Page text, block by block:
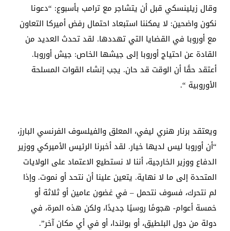
وقال زيلينسكي قبل أن يتشاجر مع ترامب بأسبوع: “دعونا
نكون واضحين: لا يمكننا استبعاد احتمال رفض أميركا التعاون
مع أوروبا في القضايا التي تهددها. لقد تحدث العديد من
القادة عن احتياج أوروبا إلى جيشها الخاص: جيش أوروبا.
أعتقد حقًا أن الوقت قد حان. يجب إنشاء القوات المسلحة
الأوروبية “.
ويعتقد برنار هنري ليفي، المعلق والفيلسوف الفرنسي البارز،
“أن أوروبا ليس لديها خيار. لقد أخبرنا الرئيس الأميركي ووزير
الدفاع ووزير الخارجية، أننا لا نستطيع الاعتماد على الولايات
المتحدة إلى ما لا نهاية. يتعين علينا أن نتحد أو نموت. وإذا
لم نتحرك، فسوف نتحمل – في غضون عامين أو ثلاثة أو
خمسة أعوام- هجومًا روسيًا جديدًا، ولكن هذه المرة، في
دولة من دول البلطيق، أو بولندا، أو في أي مكان آخر”.